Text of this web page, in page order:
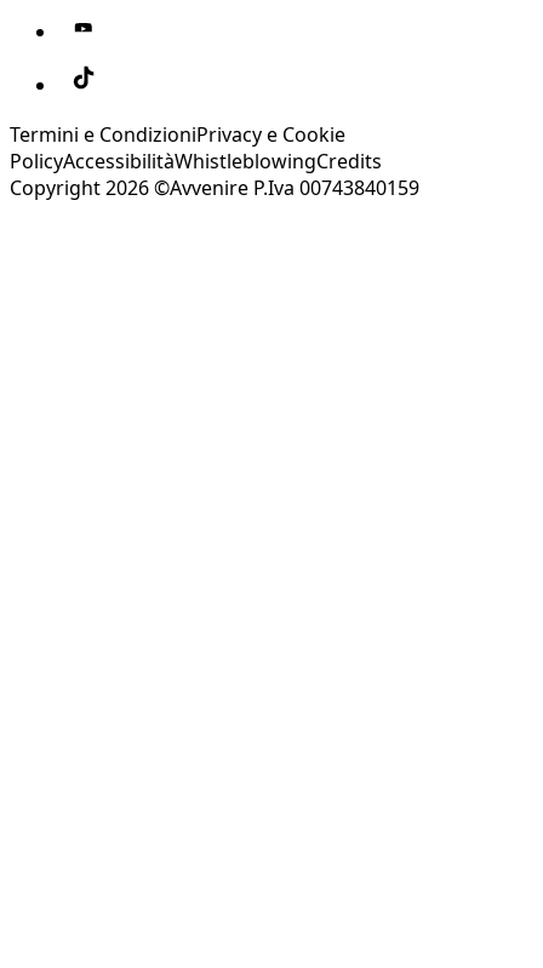
Termini e CondizioniPrivacy e Cookie
PolicyAccessibilitàWhistleblowingCredits
Copyright 2026 ©Avvenire P.Iva 00743840159